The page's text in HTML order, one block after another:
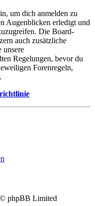
um dich anmelden zu
Augenblicken erledigt und
Die Board-
auch zusätzliche
unsere
Regelungen, bevor du
Forenregeln,
phpBB Limited